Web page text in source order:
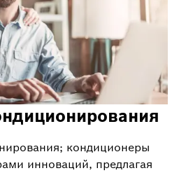
кондиционеры
инноваций, предлагая